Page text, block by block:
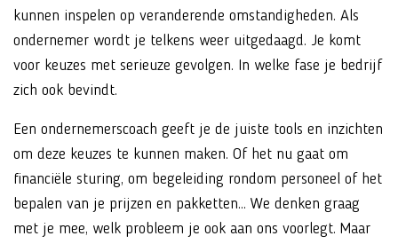
kunnen inspelen op veranderende omstandigheden. Als
ondernemer wordt je telkens weer uitgedaagd. Je komt
voor keuzes met serieuze gevolgen. In welke fase je bedrijf
zich ook bevindt.
Een ondernemerscoach geeft je de juiste tools en inzichten
om deze keuzes te kunnen maken. Of het nu gaat om
financiële sturing, om begeleiding rondom personeel of het
bepalen van je prijzen en pakketten... We denken graag
met je mee, welk probleem je ook aan ons voorlegt. Maar